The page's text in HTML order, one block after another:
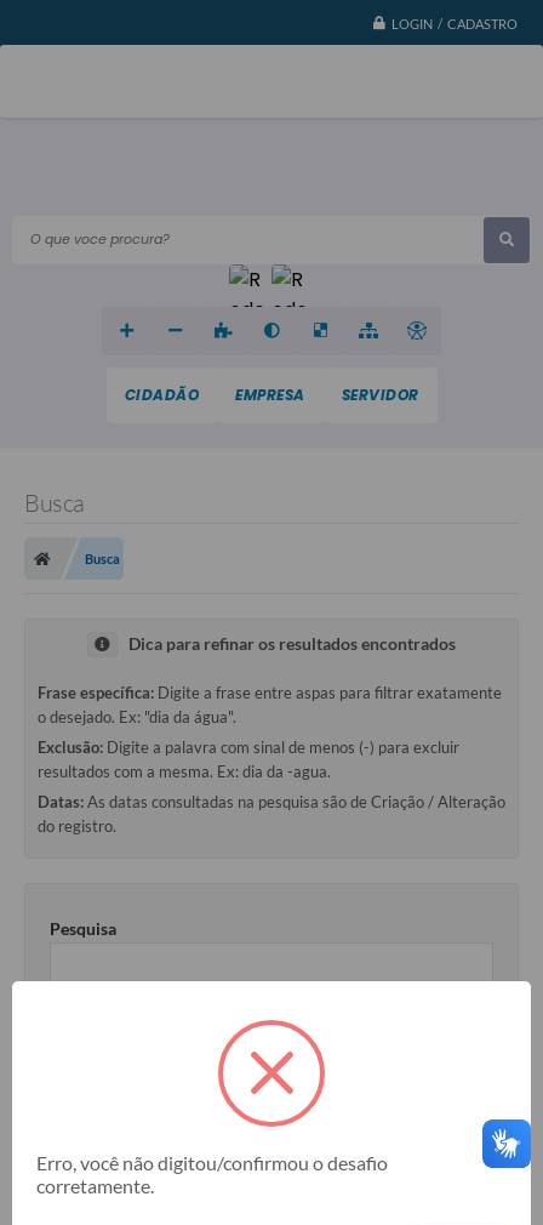
LOGIN / CADASTRO
O que voce procura?
CIDADÃO EMPRESA SERVIDOR
Busca
Busca
Dica para refinar os resultados encontrados
Frase específica: Digite a frase entre aspas para filtrar exatamente
o desejado. Ex: "dia da água".
Exclusão: Digite a palavra com sinal de menos (-) para excluir
resultados com a mesma. Ex: dia da -agua.
Datas:As datas consultadas na pesquisa são de Criação / Alteração
do registro.
Pesquisa
Erro, você não digitou/confirmou o desafio
corretamente.